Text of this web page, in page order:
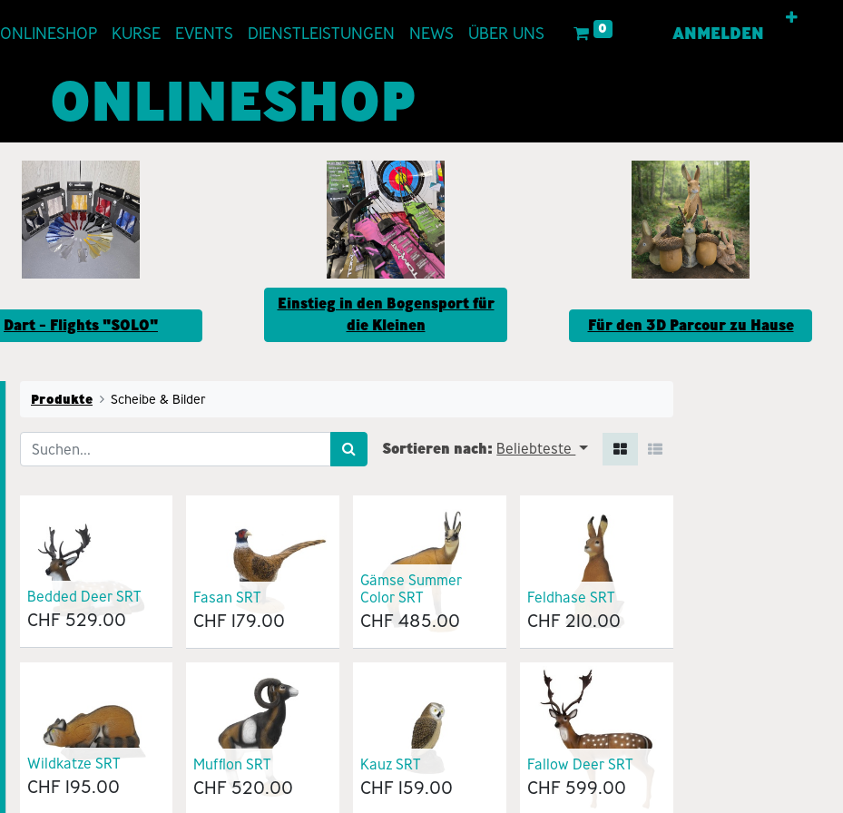
ONLINESHOP KURSE EVENTS DIENSTLEISTUNGEN NEWS ÜBER UNS 0 ANMELDEN
ONLINESHOP
Dart - Flights "SOLO"
Einstieg in den Bogensport für
die Kleinen
Für den 3D Parcour zu Hause
Produkte Scheibe & Bilder
Sortieren nach: Beliebteste
Bedded Deer SRT
CHF 529.00
Fasan SRT
CHF 179.00
Gämse Summer
Color SRT
CHF 485.00
Feldhase SRT
CHF 210.00
Wildkatze SRT
CHF 195.00
Mufflon SRT
CHF 520.00
Kauz SRT
CHF 159.00
Fallow Deer SRT
CHF 599.00